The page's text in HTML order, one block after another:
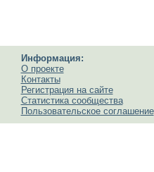
Информация:
О проекте
Контакты
Регистрация на сайте
Статистика сообщества
Пользовательское соглашение